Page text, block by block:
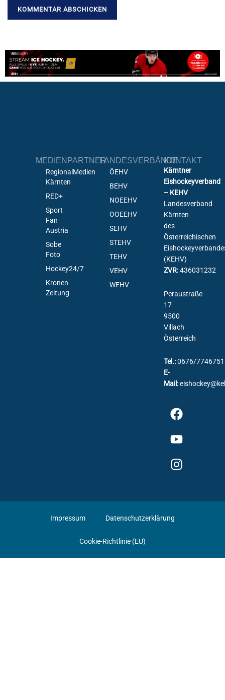
MEDIENPARTNER
RegionalMedien
Kärnten
RED+
Sport
Fan
Austria
Sobe
Foto
Hockey24/7
Kronen
Zeitung
LANDESVERBÄNDE
ÖEHV
BEHV
NOEEHV
OOEEHV
SEHV
STEHV
TEHV
VEHV
WEHV
KONTAKT
Kärntner
Eishockeyverband
– KEHV
Landesverband
Kärnten
des
Österreichischen
(KEHV)
ZVR:436031232
Peraustraße
17
9500
Villach
Österreich
Tel.:0676/7746751
E-
Mail:
Impressum Datenschutzerklärung
Cookie-Richtlinie (EU)